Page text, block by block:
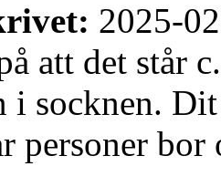
2025-
att det står
i socknen.
personer